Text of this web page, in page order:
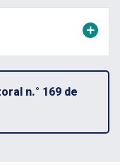
n.° 169 de